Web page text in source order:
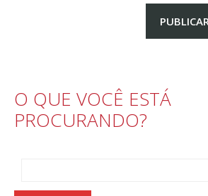
O QUE VOCÊ ESTÁ
PROCURANDO?